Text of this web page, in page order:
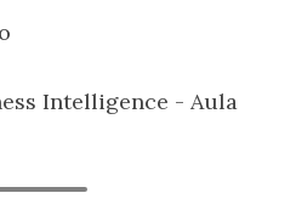
Intelligence - Aula